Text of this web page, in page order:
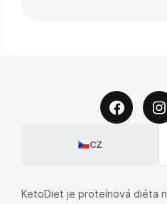
CZ
KetoDiet je proteínová diéta